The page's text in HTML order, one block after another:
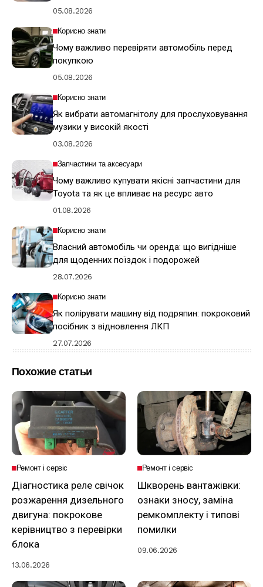
05.08.2026
Корисно знати
Чому важливо перевіряти автомобіль перед
покупкою
05.08.2026
Корисно знати
Як вибрати автомагнітолу для прослуховування
музики у високій якості
03.08.2026
Запчастини та аксесуари
Чому важливо купувати якісні запчастини для
Toyota та як це впливає на ресурс авто
01.08.2026
Корисно знати
Власний автомобіль чи оренда: що вигідніше
для щоденних поїздок і подорожей
28.07.2026
Корисно знати
Як полірувати машину від подряпин: покроковий
посібник з відновлення ЛКП
27.07.2026
Похожие статьи
Ремонт і сервіс
Діагностика реле свічок
розжарення дизельного
двигуна: покрокове
керівництво з перевірки
блока
13.06.2026
Ремонт і сервіс
Шкворень вантажівки:
ознаки зносу, заміна
ремкомплекту і типові
помилки
09.06.2026